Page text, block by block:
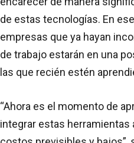
de estas tecnologías. En
empresas que ya hayan
de trabajo estarán en una
las que recién estén
“Ahora es el momento de
integrar estas herramientas